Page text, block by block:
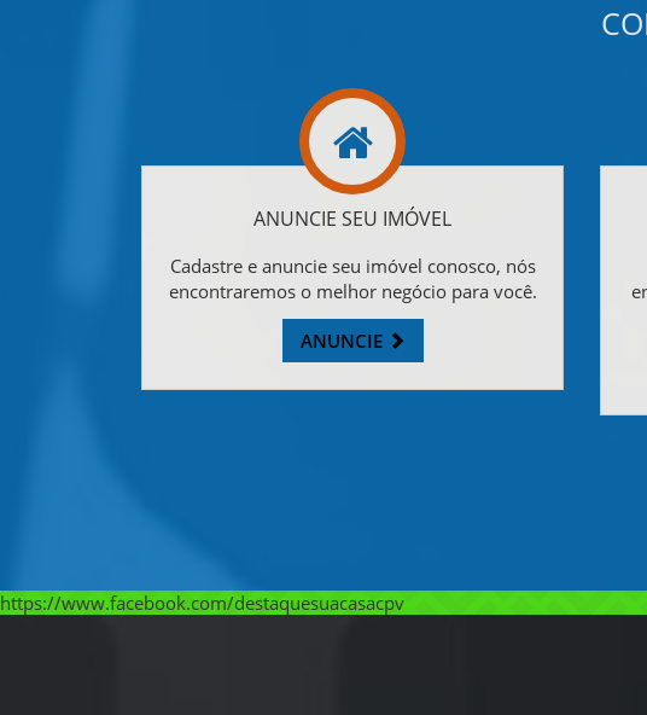
ANUNCIE SEU IMÓVEL
Cadastre e anuncie seu imóvel conosco, nós
encontraremos o melhor negócio para você.
ANUNCIE
https://www.facebook.com/destaquesuacasacpv